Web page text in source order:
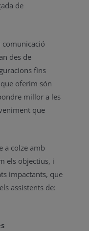
de
comunicació
des de
fins
oferim són
millor a les
que
a colze amb
els objectius, i
impactants, que
assistents de: